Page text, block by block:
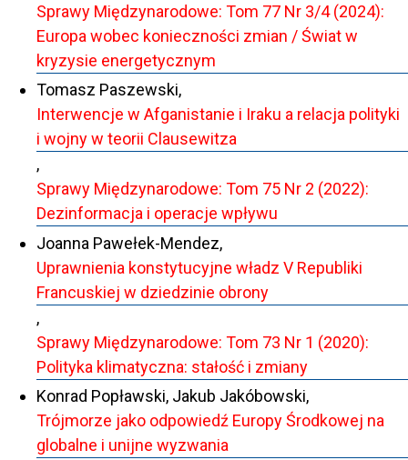
Sprawy Międzynarodowe: Tom 77 Nr 3/4 (2024):
Europa wobec konieczności zmian / Świat w
kryzysie energetycznym
Tomasz Paszewski,
Interwencje w Afganistanie i Iraku a relacja polityki
i wojny w teorii Clausewitza
,
Sprawy Międzynarodowe: Tom 75 Nr 2 (2022):
Dezinformacja i operacje wpływu
Joanna Pawełek-Mendez,
Uprawnienia konstytucyjne władz V Republiki
Francuskiej w dziedzinie obrony
,
Sprawy Międzynarodowe: Tom 73 Nr 1 (2020):
Polityka klimatyczna: stałość i zmiany
Konrad Popławski, Jakub Jakóbowski,
Trójmorze jako odpowiedź Europy Środkowej na
globalne i unijne wyzwania